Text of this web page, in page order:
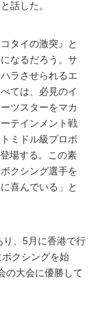
話した。
タイの激突』と
なるだろう。サ
ラさせられるエ
ては、必見のイ
ツスターをマカ
テインメント戦
ミドル級プロボ
場する。この素
クシング選手を
喜んでいる」と
、5月に香港で行
クシングを始
の大会に優勝して